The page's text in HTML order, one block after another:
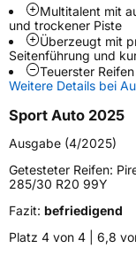
Weitere
SchlauchtypTL
ZustandNeureifen
Verstärkt XL
Verminderte
Empfohlen für Volvo
Multitalent mit
und trockener Piste
Überzeugt mit
Seitenführung und
Teuerster
Weitere Details bei
Sport Auto 2025
Ausgabe (4/2025)
Getesteter Reifen:
285/30 R20 99Y
Fazit: befriedigend
Platz 4 von 4 | 6,8